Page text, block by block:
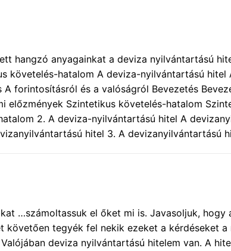
hangzó anyagainkat a deviza nyilvántartású
követelés-hatalom A deviza-nyilvántartású hitel
forintosításról és a valóságról Bevezetés
előzmények Szintetikus követelés-hatalom
2. A deviza-nyilvántartású hitel A
hitel 3. A devizanyilvántartású
…számoltassuk el őket mi is. Javasoljuk, hogy
követően tegyék fel nekik ezeket a kérdéseket a
deviza nyilvántartású hitelem van. A